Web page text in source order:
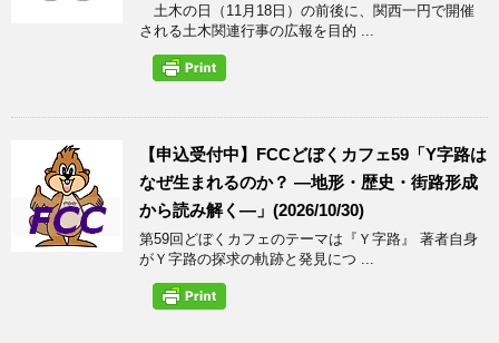
土木の日（11月18日）の前後に、関西一円で開催
される土木関連行事の広報を目的 ...
【申込受付中】FCCどぼくカフェ59「Y字路は
なぜ生まれるのか？ ―地形・歴史・街路形成
から読み解く―」(2026/10/30)
第59回どぼくカフェのテーマは『Ｙ字路』 著者自身
がＹ字路の探求の軌跡と発見につ ...